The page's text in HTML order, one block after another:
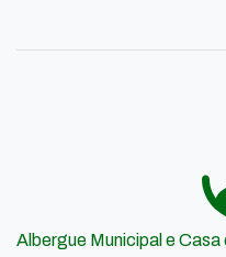
Albergue Municipal e